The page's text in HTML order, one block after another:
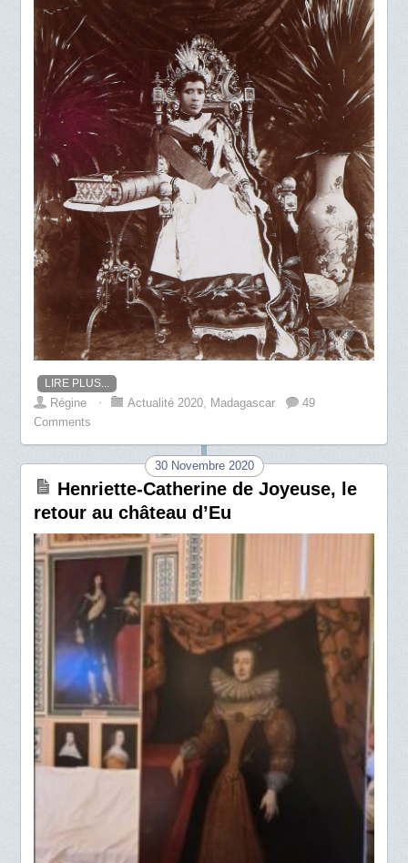
LIRE PLUS...
Régine ⋅ Actualité 2020 Madagascar
49
Comments
30 Novembre 2020
Henriette-Catherine de Joyeuse, le
retour au château d’Eu